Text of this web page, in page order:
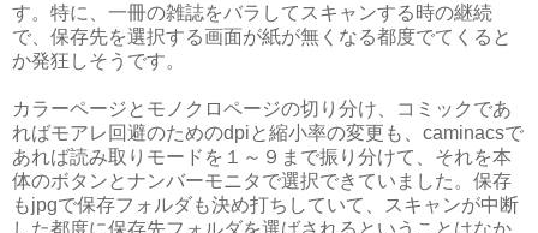
す。特に、一冊の雑誌をバラしてスキャンする時の継続
で、保存先を選択する画面が紙が無くなる都度でてくると
か発狂しそうです。
カラーページとモノクロページの切り分け、コミックであ
ればモアレ回避のためのdpiと縮小率の変更も、caminacsで
あれば読み取りモードを１～９まで振り分けて、それを本
体のボタンとナンバーモニタで選択できていました。保存
もjpgで保存フォルダも決め打ちしていて、スキャンが中断
した都度に保存先フォルダを選ばされるということはなか